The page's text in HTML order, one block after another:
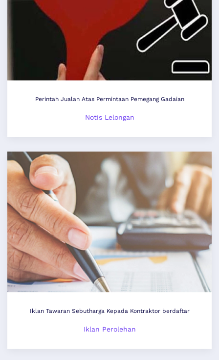
Perintah Jualan Atas Permintaan Pemegang Gadaian
Notis Lelongan
Iklan Tawaran Sebutharga Kepada Kontraktor berdaftar
Iklan Perolehan